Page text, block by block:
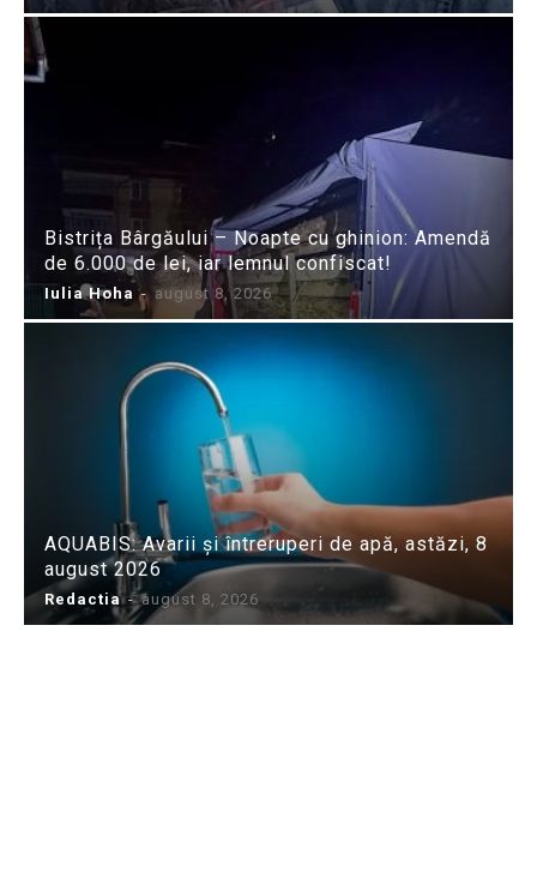
Bistrița Bârgăului – Noapte cu ghinion: Amendă
de 6.000 de lei, iar lemnul confiscat!
Iulia Hoha - august 8, 2026
AQUABIS: Avarii și întreruperi de apă, astăzi, 8
august 2026
Redactia - august 8, 2026